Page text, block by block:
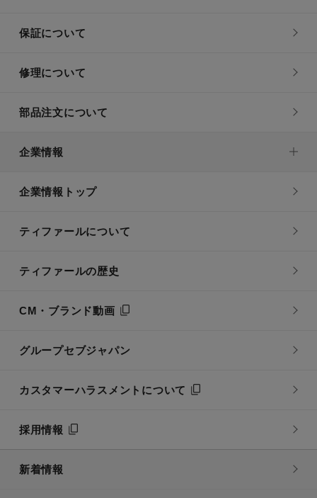
保証について
修理について
部品注文について
企業情報
企業情報トップ
ティファールについて
ティファールの歴史
CM・ブランド動画
グループセブジャパン
カスタマーハラスメントについて
採用情報
新着情報